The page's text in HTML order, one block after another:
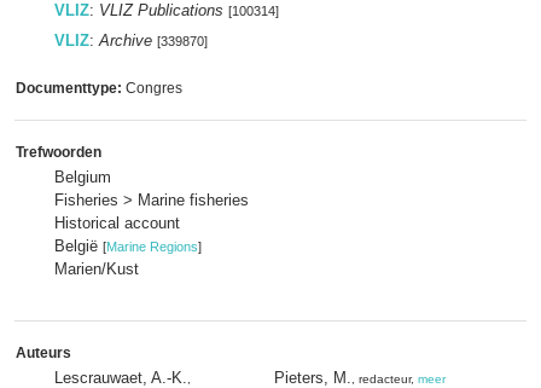
VLIZ: VLIZ Publications [100314]
VLIZ:Archive [339870]
Documenttype: Congres
Trefwoorden
Belgium
Fisheries > Marine fisheries
Historical account
België [Marine Regions]
Marien/Kust
Auteurs
Lescrauwaet, A.-K. Pieters, M. , redacteur, meer